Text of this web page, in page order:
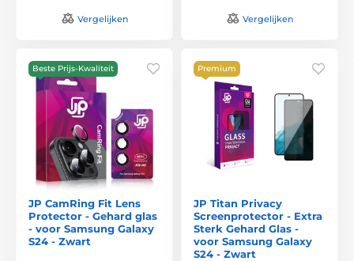
Vergelijken Vergelijken
Beste Prijs-Kwaliteit
JP CamRing Fit Lens
Protector - Gehard glas
- voor Samsung Galaxy
S24 - Zwart
Premium
JP Titan Privacy
Screenprotector - Extra
Sterk Gehard Glas -
voor Samsung Galaxy
S24 - Zwart